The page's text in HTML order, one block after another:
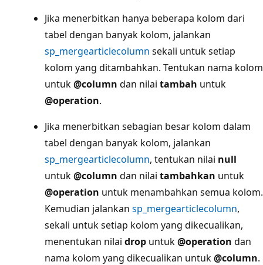
Jika menerbitkan hanya beberapa kolom dari
tabel dengan banyak kolom, jalankan
sp_mergearticlecolumn sekali untuk setiap
kolom yang ditambahkan. Tentukan nama kolom
untuk@column dan nilai tambah untuk
@operation.
Jika menerbitkan sebagian besar kolom dalam
tabel dengan banyak kolom, jalankan
sp_mergearticlecolumn, tentukan nilai null
untuk@column dan nilai tambahkan untuk
@operation untuk menambahkan semua kolom.
Kemudian jalankan sp_mergearticlecolumn,
sekali untuk setiap kolom yang dikecualikan,
menentukan nilai drop untuk@operation dan
nama kolom yang dikecualikan untuk@column.